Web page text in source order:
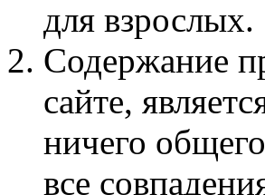
для взрослых.
Содержание
сайте,
ничего
все